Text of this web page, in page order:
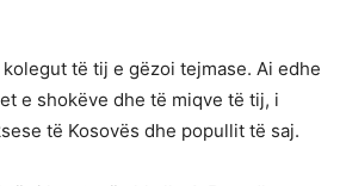
të tij e gëzoi tejmase. Ai edhe
e shokëve dhe të miqve të tij, i
të Kosovës dhe popullit të saj.